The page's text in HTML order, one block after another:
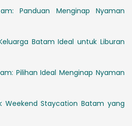
Panduan Menginap Nyaman
Batam Ideal untuk Liburan
Pilihan Ideal Menginap Nyaman
Weekend Staycation Batam yang